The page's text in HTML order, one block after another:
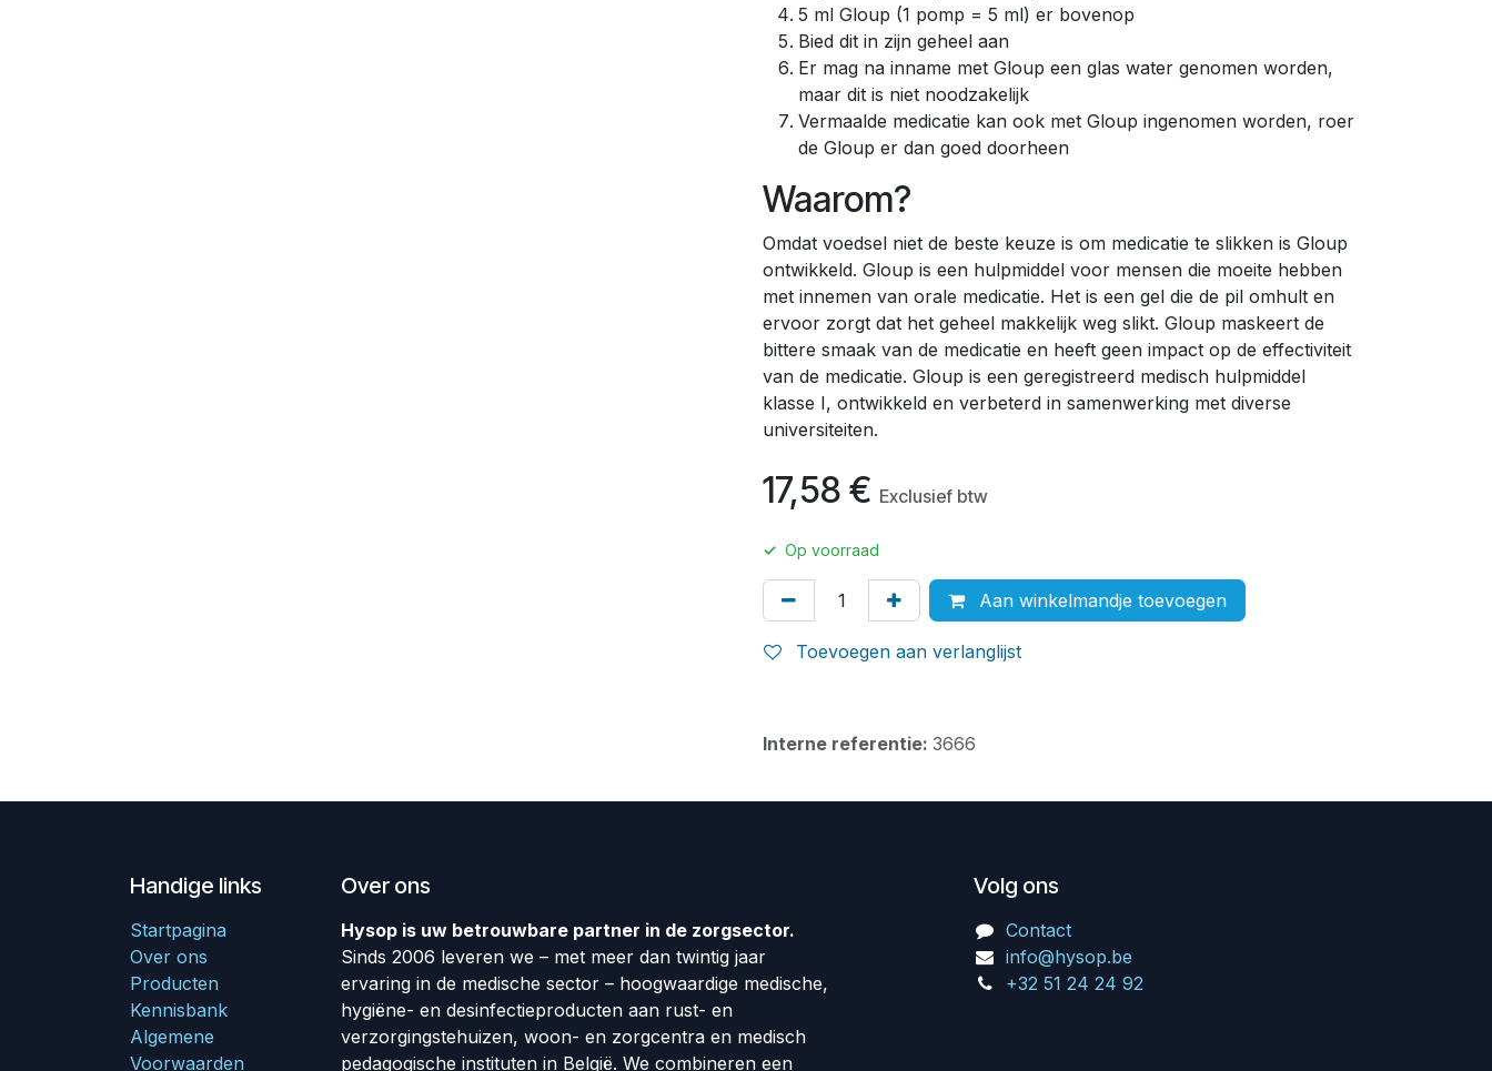
5 ml Gloup (1 pomp = 5 ml) er bovenop
Bied dit in zijn geheel aan
Er mag na inname met Gloup een glas water genomen worden,
maar dit is niet noodzakelijk
Vermaalde medicatie kan ook met Gloup ingenomen worden, roer
de Gloup er dan goed doorheen
Waarom?
Omdat voedsel niet de beste keuze is om medicatie te slikken is Gloup
ontwikkeld. Gloup is een hulpmiddel voor mensen die moeite hebben
met innemen van orale medicatie. Het is een gel die de pil omhult en
ervoor zorgt dat het geheel makkelijk weg slikt. Gloup maskeert de
bittere smaak van de medicatie en heeft geen impact op de effectiviteit
van de medicatie. Gloup is een geregistreerd medisch hulpmiddel
klasse I, ontwikkeld en verbeterd in samenwerking met diverse
universiteiten.
17,58 € Exclusief btw
✓ Op voorraad
Aan winkelmandje toevoegen
Toevoegen aan verlanglijst
Interne referentie: 3666
Handige links
Startpagina
Over ons
Producten
Kennisbank
Algemene
Voorwaarden
Over ons
Hysop is uw betrouwbare partner in de zorgsector.
Sinds 2006 leveren we – met meer dan twintig jaar
ervaring in de medische sector – hoogwaardige medische,
hygiëne- en desinfectieproducten aan rust- en
verzorgingstehuizen, woon- en zorgcentra en medisch
pedagogische instituten in België. We combineren een
Volg ons
Contact
info@hysop.be
+32 51 24 24 92